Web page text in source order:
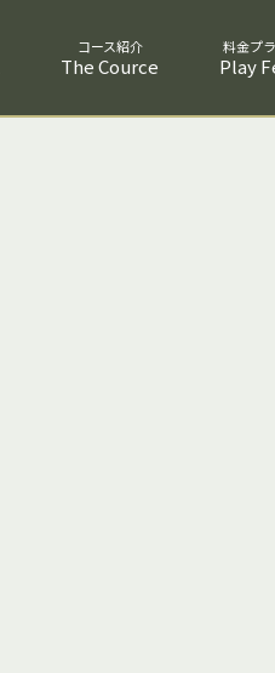
The Cource Play